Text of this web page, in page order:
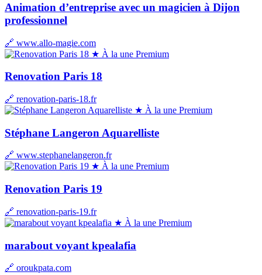
Animation d’entreprise avec un magicien à Dijon
professionnel
🔗 www.allo-magie.com
★ À la une Premium
Renovation Paris 18
🔗 renovation-paris-18.fr
★ À la une Premium
Stéphane Langeron Aquarelliste
🔗 www.stephanelangeron.fr
★ À la une Premium
Renovation Paris 19
🔗 renovation-paris-19.fr
★ À la une Premium
marabout voyant kpealafia
🔗 oroukpata.com